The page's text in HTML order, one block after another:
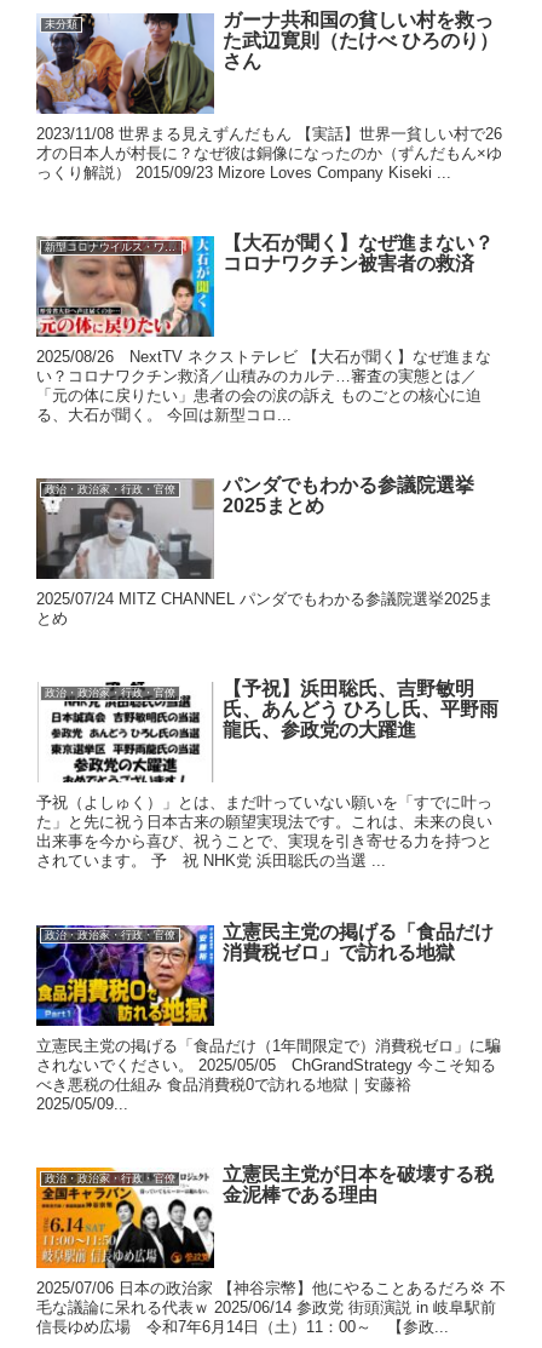
未分類
ガーナ共和国の貧しい村を救っ
た武辺寛則（たけべ ひろのり）
さん
2023/11/08 世界まる見えずんだもん 【実話】世界一貧しい村で26
才の日本人が村長に？なぜ彼は銅像になったのか（ずんだもん×ゆ
っくり解説） 2015/09/23 Mizore Loves Company Kiseki ...
新型コロナウイルス・ワクチン
【大石が聞く】なぜ進まない？
コロナワクチン被害者の救済
2025/08/26 NextTV ネクストテレビ 【大石が聞く】なぜ進まな
い？コロナワクチン救済／山積みのカルテ…審査の実態とは／
「元の体に戻りたい」患者の会の涙の訴え ものごとの核心に迫
る、大石が聞く。 今回は新型コロ...
政治・政治家・行政・官僚
パンダでもわかる参議院選挙
2025まとめ
2025/07/24 MITZ CHANNEL パンダでもわかる参議院選挙2025ま
とめ
政治・政治家・行政・官僚
【予祝】浜田聡氏、吉野敏明
氏、あんどう ひろし氏、平野雨
龍氏、参政党の大躍進
予祝（よしゅく）」とは、まだ叶っていない願いを「すでに叶っ
た」と先に祝う日本古来の願望実現法です。これは、未来の良い
出来事を今から喜び、祝うことで、実現を引き寄せる力を持つと
されています。 予 祝 NHK党 浜田聡氏の当選 ...
政治・政治家・行政・官僚
立憲民主党の掲げる「食品だけ
消費税ゼロ」で訪れる地獄
立憲民主党の掲げる「食品だけ（1年間限定で）消費税ゼロ」に騙
されないでください。 2025/05/05 ChGrandStrategy 今こそ知る
べき悪税の仕組み 食品消費税0で訪れる地獄｜安藤裕
2025/05/09...
政治・政治家・行政・官僚
立憲民主党が日本を破壊する税
金泥棒である理由
2025/07/06 日本の政治家 【神谷宗幣】他にやることあるだろ💢 不
毛な議論に呆れる代表ｗ 2025/06/14 参政党 街頭演説 in 岐阜駅前
信長ゆめ広場 令和7年6月14日（土）11：00～ 【参政...